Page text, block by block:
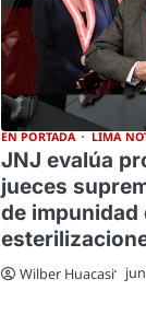
EN PORTADA LIMA
JNJ evalúa
jueces
de impunidad
Wilber Huacasi